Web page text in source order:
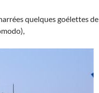
quelques goélettes de